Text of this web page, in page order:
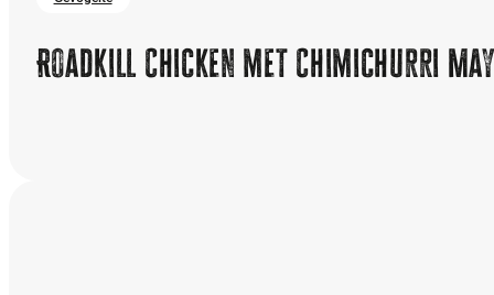
Roadkill Chicken met Chimichurri